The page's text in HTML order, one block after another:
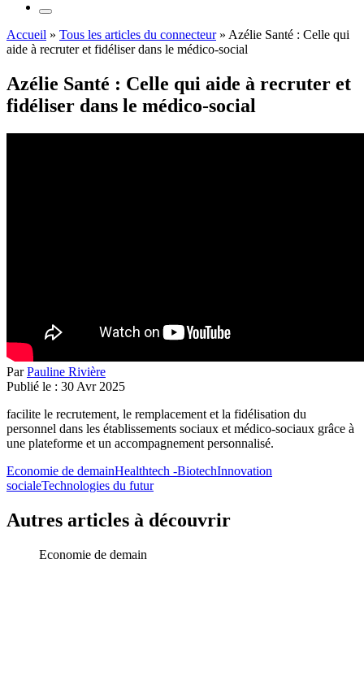
Accueil » Tous les articles du connecteur» Azélie Santé : Celle qui
aide à recruter et fidéliser dans le médico-social
Azélie Santé : Celle qui aide à recruter et
fidéliser dans le médico-social
ParPauline Rivière
Publié le : 30 Avr 2025
facilite le recrutement, le remplacement et la fidélisation du
personnel dans les établissements sociaux et médico-sociaux grâce à
une plateforme et un accompagnement personnalisé.
Economie de demainHealthtech -BiotechInnovation
socialeTechnologies du futur
Autres articles à découvrir
Economie de demain